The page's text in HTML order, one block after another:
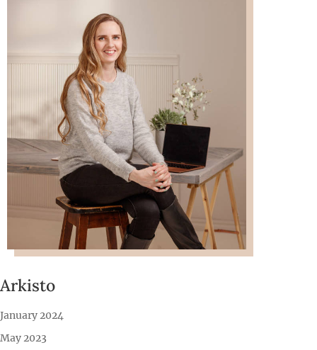
Arkisto
January 2024
May 2023